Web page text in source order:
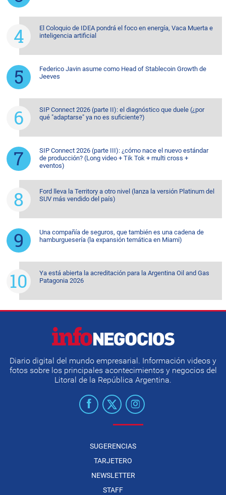
El Coloquio de IDEA pondrá el foco en energía, Vaca Muerta e
inteligencia artificial
Federico Javin asume como Head of Stablecoin Growth de
Jeeves
SIP Connect 2026 (parte II): el diagnóstico que duele (¿por
qué "adaptarse" ya no es suficiente?)
SIP Connect 2026 (parte III): ¿cómo nace el nuevo estándar
de producción? (Long video + Tik Tok + multi cross +
eventos)
Ford lleva la Territory a otro nivel (lanza la versión Platinum del
SUV más vendido del país)
Una compañía de seguros, que también es una cadena de
hamburguesería (la expansión temática en Miami)
Ya está abierta la acreditación para la Argentina Oil and Gas
Patagonia 2026
Diario digital del mundo empresarial. Información videos y
fotos sobre los principales acontecimientos y negocios del
Litoral de la República Argentina.
SUGERENCIAS
TARJETERO
NEWSLETTER
STAFF